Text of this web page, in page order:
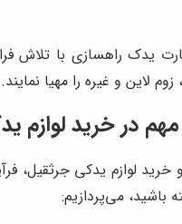
یدک راهسازی با تلاش
لاین و غیره را مهیا نمایند.
مهم در خرید لوازم
خرید لوازم یدکی
باشید، می‌پردازیم: